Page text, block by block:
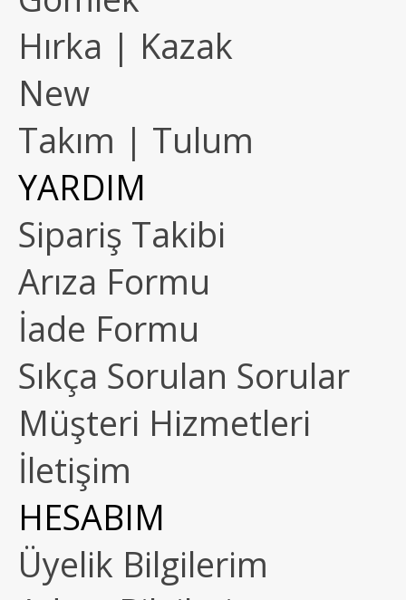
Hırka | Kazak
New
Takım | Tulum
YARDIM
Sipariş Takibi
Arıza Formu
İade Formu
Sıkça Sorulan Sorular
Müşteri Hizmetleri
İletişim
HESABIM
Üyelik Bilgilerim